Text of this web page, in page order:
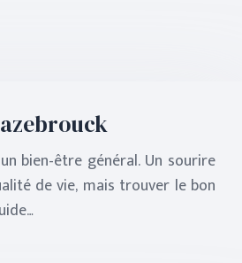
bien-être général. Un sourire
de vie, mais trouver le bon